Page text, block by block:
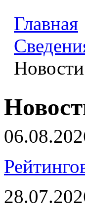
Главная
Новости